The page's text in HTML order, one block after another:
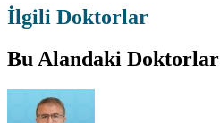
İlgili Doktorlar
Bu Alandaki Doktorlar